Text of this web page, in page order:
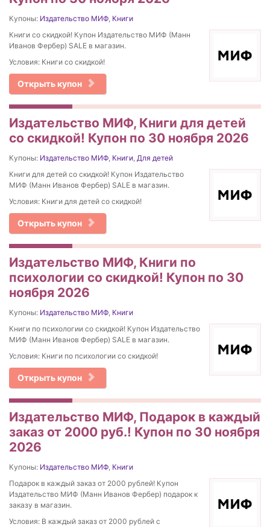
Купоны: Издательство МИФ, Книги
Книги со скидкой! Купон Издательство МИФ (Манн
Иванов Фербер) SALE в магазин.
Условия: Книги со скидкой!
Открыть купон
Издательство МИФ, Книги для детей
со скидкой! Купон по 30 ноября 2026
Купоны: Издательство МИФ, Книги, Для детей
Книги для детей со скидкой! Купон Издательство
МИФ (Манн Иванов Фербер) SALE в магазин.
Условия: Книги для детей со скидкой!
Открыть купон
Издательство МИФ, Книги по
психологии со скидкой! Купон по 30
ноября 2026
Купоны: Издательство МИФ, Книги
Книги по психологии со скидкой! Купон Издательство
МИФ (Манн Иванов Фербер) SALE в магазин.
Условия: Книги по психологии со скидкой!
Открыть купон
Издательство МИФ, Подарок в каждый
заказ от 2000 руб.! Купон по 30 ноября
2026
Купоны: Издательство МИФ, Книги
Подарок в каждый заказ от 2000 рублей! Купон
Издательство МИФ (Манн Иванов Фербер) подарок к
заказу в магазин.
Условия: В каждый заказ от 2000 рублей с